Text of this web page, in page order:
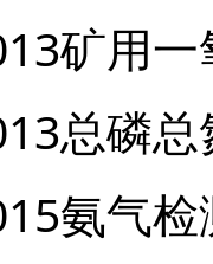
矿用
总磷
氨气